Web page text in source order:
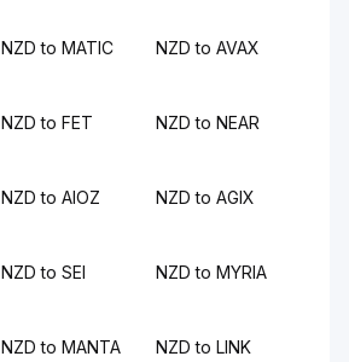
NZD to MATIC NZD to AVAX
NZD to FET NZD to NEAR
NZD to AIOZ NZD to AGIX
NZD to SEI NZD to MYRIA
NZD to MANTA NZD to LINK